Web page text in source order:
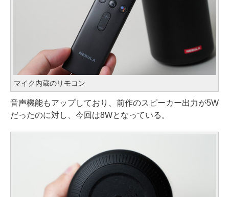
マイク内蔵のリモコン
音声機能もアップしており、前作のスピーカー出力が5W
だったのに対し、今回は8Wとなっている。